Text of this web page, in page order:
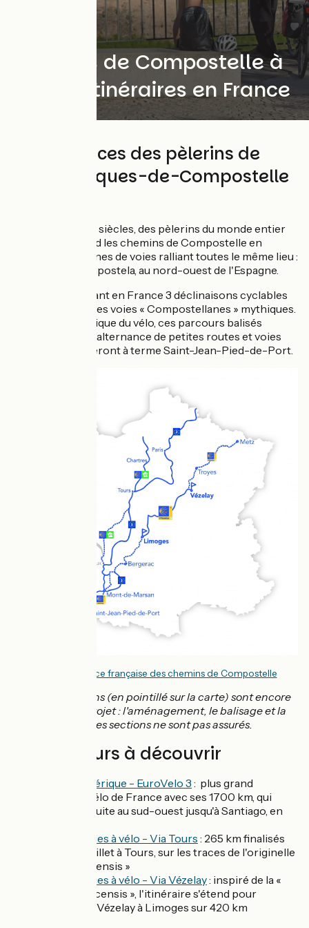
Chemins de Compostelle à
vélo : 3 itinéraires en France
Sur les traces des pèlerins de
Saint-Jacques-de-Compostelle
Depuis plusieurs siècles, des pèlerins du monde entier
parcourent à pied les chemins de Compostelle en
Europe, ces dizaines de voies ralliant toutes le même lieu :
Santiago de Compostela, au nord-ouest de l'Espagne.
Il existe maintenant en France 3 déclinaisons cyclables
de certaines de ces voies « Compostellanes » mythiques.
Adaptés à la pratique du vélo, ces parcours balisés
empruntent une alternance de petites routes et voies
cyclables et rallieront à terme Saint-Jean-Pied-de-Port.
Agence française des chemins de Compostelle
Certaines sections (en pointillé sur la carte) sont encore
à l'étude ou en projet : l'aménagement, le balisage et la
sécurisation de ces sections ne sont pas assurés.
Les parcours à découvrir
La Scandibérique - EuroVelo 3 : plus grand
parcours vélo de France avec ses 1700 km, qui
s'étend ensuite au sud-ouest jusqu'à Santiago, en
Saint-Jacques à vélo - Via Tours : 265 km finalisés
de Rambouillet à Tours, sur les traces de l'originelle
« Via Turonensis »
Saint-Jacques à vélo - Via Vézelay: inspiré de la «
Via Lemovicensis », l'itinéraire s'étend pour
l'instant de Vézelay à Limoges sur 420 km